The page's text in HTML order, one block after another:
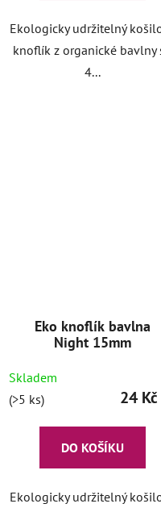
Ekologicky udržitelný
knoflík z organické bavlny
4...
Eko knoflík bavlna
Night 15mm
Skladem
(>5 ks)
24 Kč
DO KOŠÍKU
Ekologicky udržitelný